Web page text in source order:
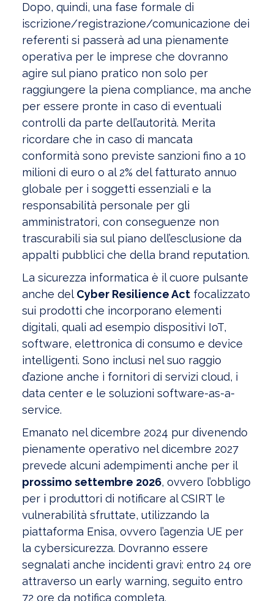
Dopo, quindi, una fase formale di
iscrizione/registrazione/comunicazione dei
referenti si passerà ad una pienamente
operativa per le imprese che dovranno
agire sul piano pratico non solo per
raggiungere la piena compliance, ma anche
per essere pronte in caso di eventuali
controlli da parte dell’autorità. Merita
ricordare che in caso di mancata
conformità sono previste sanzioni fino a 10
milioni di euro o al 2% del fatturato annuo
globale per i soggetti essenziali e la
responsabilità personale per gli
amministratori, con conseguenze non
trascurabili sia sul piano dell’esclusione da
appalti pubblici che della brand reputation.
La sicurezza informatica è il cuore pulsante
anche delCyber Resilience Act focalizzato
sui prodotti che incorporano elementi
digitali, quali ad esempio dispositivi IoT,
software, elettronica di consumo e device
intelligenti. Sono inclusi nel suo raggio
d’azione anche i fornitori di servizi cloud, i
data center e le soluzioni software-as-a-
service.
Emanato nel dicembre 2024 pur divenendo
pienamente operativo nel dicembre 2027
prevede alcuni adempimenti anche per il
prossimo settembre 2026, ovvero l’obbligo
per i produttori di notificare al CSIRT le
vulnerabilità sfruttate, utilizzando la
piattaforma Enisa, ovvero l’agenzia UE per
la cybersicurezza. Dovranno essere
segnalati anche incidenti gravi: entro 24 ore
attraverso un early warning, seguito entro
72 ore da notifica completa.